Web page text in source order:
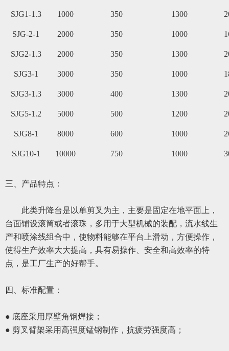
SJG1-1.3 1000 350 1300
SJG-2-1 2000 350 1000
SJG2-1.3 2000 350 1300
SJG3-1 3000 350 1000
SJG3-1.3 3000 400 1300
SJG5-1.2 5000 500 1200
SJG8-1 8000 600 1000
SJG10-1 10000 750 1000
三、 产品特点：
此类升降台是 以单剪叉为主，主要是固定在地平面上，
台面铺设滚筒或者滚珠，多用于大型机械的装配，流水线生
产和喷涂线组合中，使物料能够在平台上滑动，方便操作，
使得生产效率大大提高，具有易操作
安全和高效率的特
点，是工厂生产的好帮手。
四、标准配置：
● 底座采用厚壁角钢焊接；
● 剪叉臂架采用高强度锰钢制作，抗疲劳强度高；